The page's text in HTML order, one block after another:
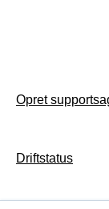
Udvikling
Biblioteket-
Gates
Tilmeld dig
Opret
Driftstatus